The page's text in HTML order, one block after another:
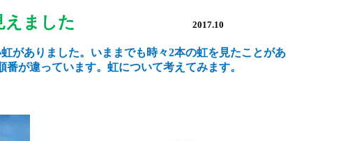
見えました 2017.10
がありました。いままでも時々2本の虹を見たことがあ
番が違っています。虹について考えてみます。